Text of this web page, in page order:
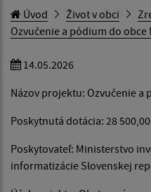
Úvod Život v obci
Ozvučenie a pódium do obce
14.05.2026
Názov projektu: Ozvučenie a
Poskytnutá dotácia: 28 500,00
Poskytovateľ: Ministerstvo
informatizácie Slovenskej